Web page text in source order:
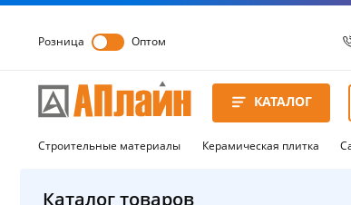
Розница Оптом
КАТАЛОГ
Строительные материалы Керамическая плитка
Каталог товаров